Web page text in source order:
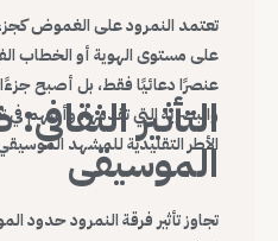
تعتمد النمرود على الغموض
على مستوى الهوية أو الخطاب
عنصرًا دعائيًا فقط، بل أصبح
والبصرية التي تقدمها، وأسهم
الأطر التقليدية للمشهد
التأثير
الموسيقى
تجاوز تأثير فرقة النمرود حدود